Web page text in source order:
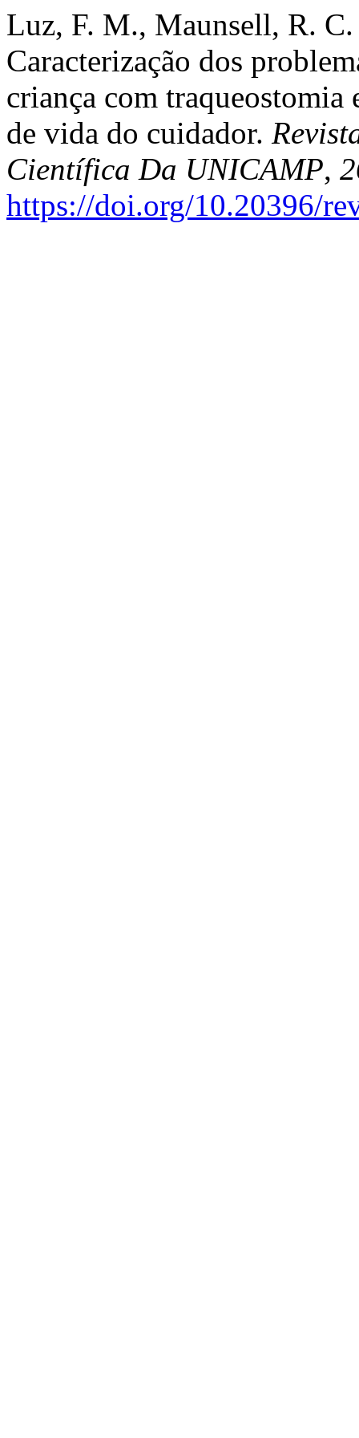
Luz, F. M., Maunsell, R.
Caracterização dos
criança com traqueostomia
de vida do cuidador.
Científica Da UNICAMP,
https://doi.org/10.20396/